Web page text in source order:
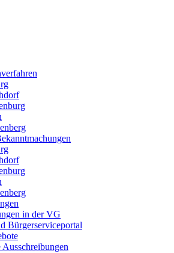
in der VG
Bürgerserviceportal